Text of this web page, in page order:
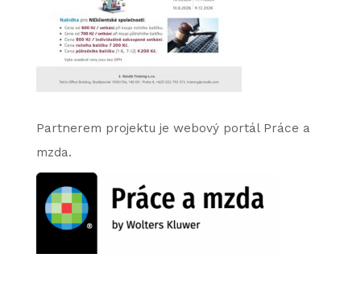
Partnerem projektu je webový portál Práce a
mzda.